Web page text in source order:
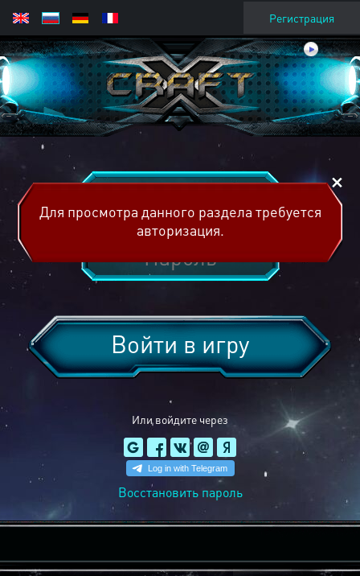
Регистрация
Или войдите через
Войти в игру
Восстановить пароль
Для просмотра данного раздела требуется
авторизация.